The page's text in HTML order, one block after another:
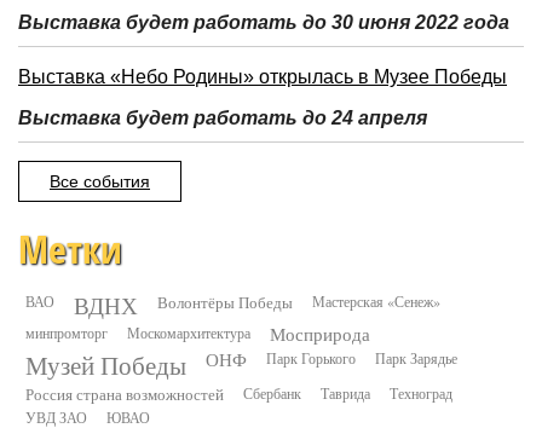
Выставка будет работать до 30 июня 2022 года
Выставка «Небо Родины» открылась в Музее Победы
Выставка будет работать до 24 апреля
Все события
Метки
ВАО ВДНХ Волонтёры Победы
Мастерская «Сенеж»
минпромторг
Москомархитектура Мосприрода
Музей Победы ОНФ Парк Горького Парк Зарядье
Россия страна возможностей Сбербанк Таврида
Техноград
УВД ЗАО
ЮВАО